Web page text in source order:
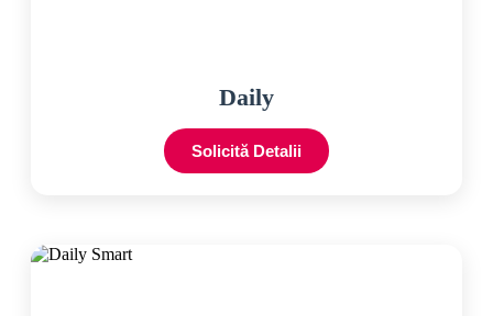
Daily
Solicită Detalii